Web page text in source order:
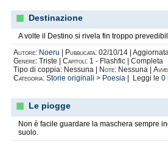
Destinazione
A volte il Destino si rivela fin troppo
Autore: Noeru Pubblicata: 02/10/14 |
Genere: Triste | Capitoli: 1 - Flashfic | Completa
Tipo di coppia: Nessuna |
Note: Nessuna |
Categoria: Storie originali > Poesia | Leggi le 0
Le piogge
Non è facile guardare la maschera sempre
suolo.